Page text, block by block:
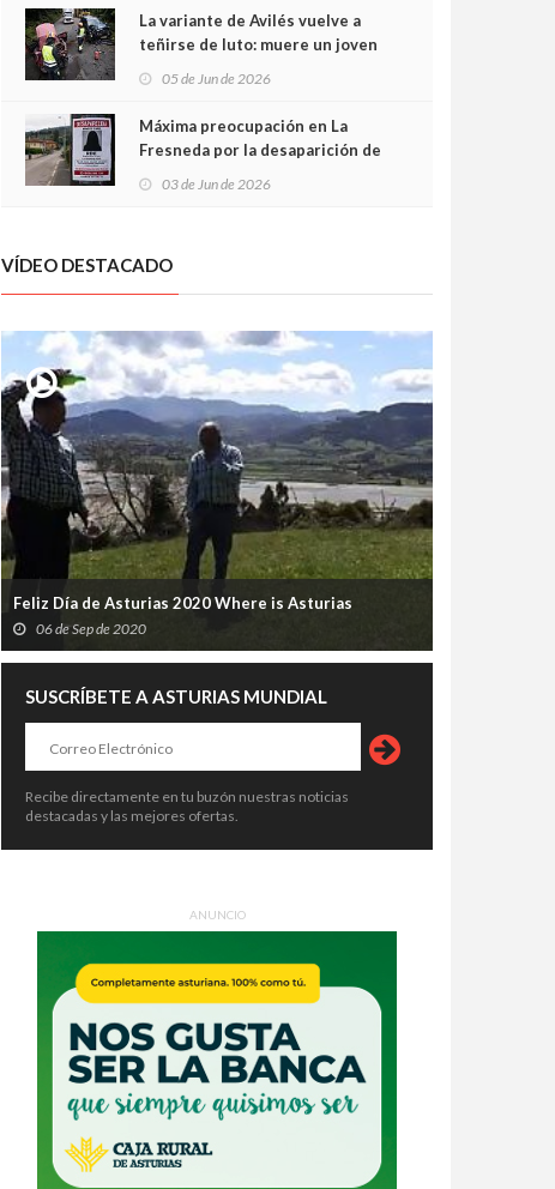
cabían por los túneles
La variante de Avilés vuelve a
teñirse de luto: muere un joven
05 de Jun de 2026
Máxima preocupación en La
Fresneda por la desaparición de
03 de Jun de 2026
VÍDEO DESTACADO
Feliz Día de Asturias 2020 Where is Asturias
06 de Sep de 2020
SUSCRÍBETE A ASTURIAS MUNDIAL
Recibe directamente en tu buzón nuestras noticias
destacadas y las mejores ofertas.
ANUNCIO